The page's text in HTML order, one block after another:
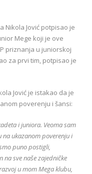
Nikola Jović potpisao je
Mege koji je ove
priznanja u juniorskoj
za prvi tim, potpisao je
Jović je istakao da je
poverenju i šansi:
i juniora. Veoma sam
ukazanom poverenju i
puno postigli,
na sve naše zajedničke
u mom Mega klubu,